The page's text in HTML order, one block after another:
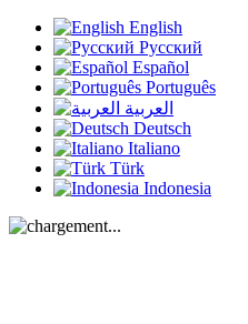
English
Русский
Español
Português
العربية
Deutsch
Italiano
Türk
Indonesia